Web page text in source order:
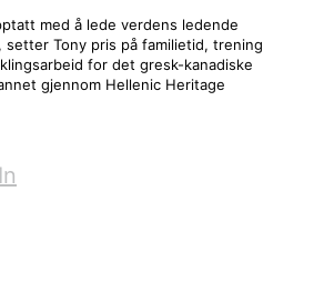
med å lede verdens ledende
setter Tony pris på familietid, trening
for det gresk-kanadiske
gjennom Hellenic Heritage